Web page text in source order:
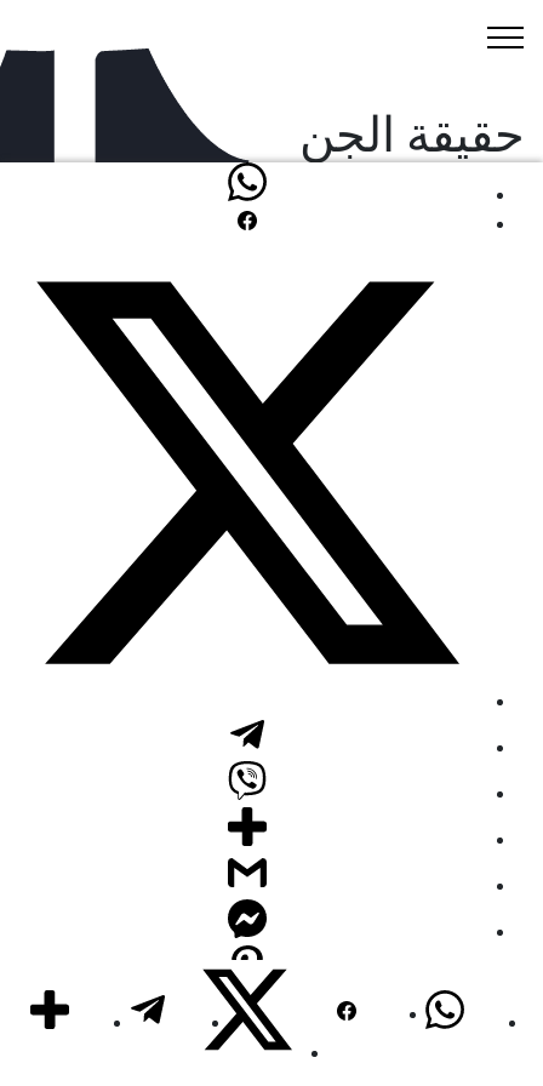
حقيقة الجن
بداية الحياة على الأرض من منظور
عبد القادر مدلل
نظرية تطول الخلق بمفهوم قرآني سليمبعيدا عن الشطط أو تغافل
قضايا أخرى جوهرية في إتمامها.
© 2026
Total 10
تابعونا على الفايس بوك